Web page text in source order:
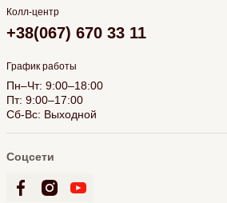
Колл-центр
+38(067) 670 33 11
График работы
Пн–Чт: 9:00–18:00
Пт: 9:00–17:00
Сб-Вс: Выходной
Соцсети